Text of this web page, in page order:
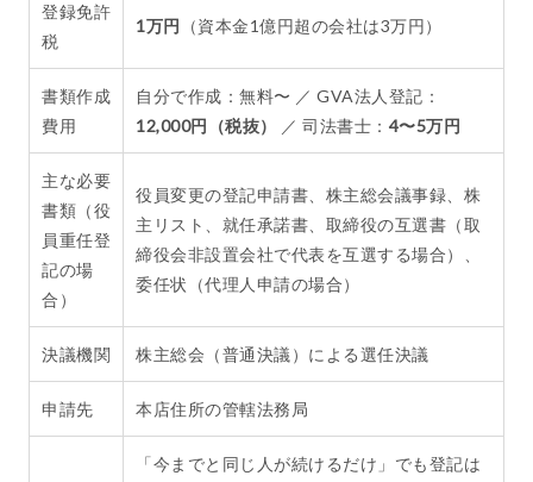
登録免許
税
1万円 （資本金1億円超の会社は3万円）
書類作成
費用
自分で作成：無料〜 ／ GVA法人登記：
12,000円（税抜）
／ 司法書士： 4〜5万円
主な必要
書類（役
員重任登
記の場
合）
役員変更の登記申請書、株主総会議事録、株
主リスト、就任承諾書、取締役の互選書（取
締役会非設置会社で代表を互選する場合）、
委任状（代理人申請の場合）
決議機関 株主総会（普通決議）による選任決議
申請先 本店住所の管轄法務局
「今までと同じ人が続けるだけ」でも登記は